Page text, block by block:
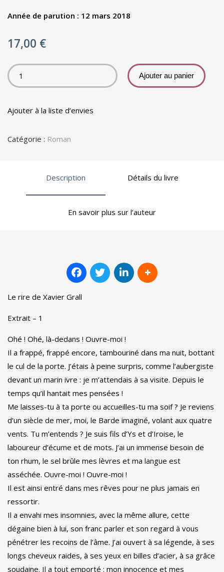
Année de parution : 12 mars 2018
17,00 €
Ajouter au panier
Ajouter à la liste d’envies
Catégorie : Roman
Description Détails du livre
En savoir plus sur l’auteur
Le rire de Xavier Grall
Extrait – 1
Ohé ! Ohé, là-dedans ! Ouvre-moi !
Il a frappé, frappé encore, tambouriné dans ma nuit, bottant
le cul de la porte. J’étais à peine surpris, comme l’aubergiste
devant un marin ivre : je m’attendais à sa visite. Depuis le
temps qu’il hantait mes pensées !
Me laisses-tu à ta porte ou accueilles-tu ma soif ? Je reviens
d’un siècle de mer, moi, le Barde imaginé, volant aux quatre
vents. Tu m’entends ? Je suis fils d’Ys et d’Iroise, le
laboureur d’écume et de mots. J’ai un immense besoin de
ton rhum, le sel brûle mes lèvres et ma langue est
asséchée. Ouvre-moi ! Ouvre-moi !
Il est ainsi entré dans mes rêves pour ne plus jamais en
ressortir.
Il a envahi mes insomnies, avec la même allure, cette
dégaine bien à lui, son franc parler et son regard à vous
pénétrer les recoins de l’âme. J’ai ouvert à sa légende, à ses
longs cheveux raides, à ses yeux en billes d’acier, à sa grâce
soudaine. Il a tout emporté : mon innocence et mes